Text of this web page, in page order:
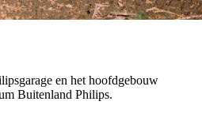
en het hoofdgebouw
Buitenland Philips.